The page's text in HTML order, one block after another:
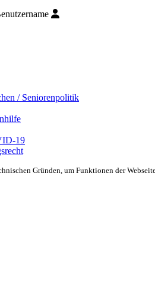
/ Seniorenpolitik
19
Gründen, um Funktionen der